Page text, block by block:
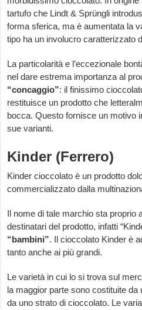
tartufo che Lindt & Sprüngli
forma sferica, ma è aumentata la
tipo ha un involucro caratterizzato
La particolarità e l’eccezionale
nel dare estrema importanza al
“concaggio”: il finissimo
restituisce un prodotto che
bocca. Questo fornisce un motivo
sue varianti.
Kinder (Ferrero)
Kinder cioccolato è un prodotto
commercializzato dalla
Il nome di tale marchio sta proprio
destinatari del prodotto, infatti
“bambini”. Il cioccolato Kinder è
tanto anche ai più grandi.
Le varietà in cui lo si trova sul
la maggior parte sono costituite
da uno strato di cioccolato. Le